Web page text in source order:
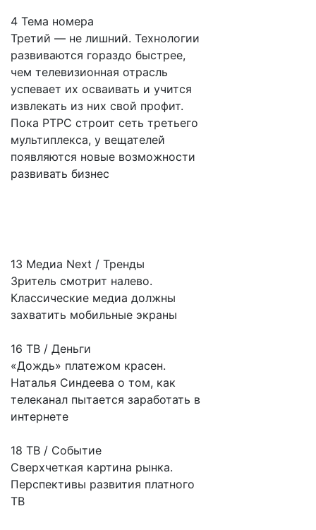
4 Тема номера
Третий — не лишний. Технологии
развиваются гораздо быстрее,
чем телевизионная отрасль
успевает их осваивать и учится
извлекать из них свой профит.
Пока РТРС строит сеть третьего
мультиплекса, у вещателей
появляются новые возможности
развивать бизнес
13 Медиа Next / Тренды
Зритель смотрит налево.
Классические медиа должны
захватить мобильные экраны
16 ТВ / Деньги
«Дождь» платежом красен.
Наталья Синдеева о том, как
телеканал пытается заработать в
интернете
18 ТВ / Событие
Сверхчеткая картина рынка.
Перспективы развития платного
ТВ